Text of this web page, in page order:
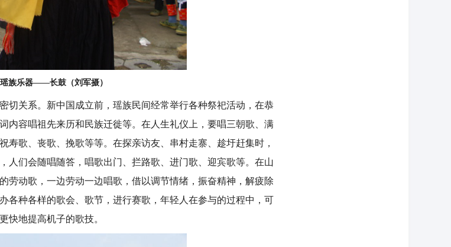
瑶族乐器——长鼓（刘军摄）
关系。新中国成立前，瑶族民间经常举行各种祭祀活动，在恭
内容唱祖先来历和民族迁徙等。在人生礼仪上，要唱三朝歌、满
寿歌、丧歌、挽歌等等。在探亲访友、串村走寨、趁圩赶集时，
人们会随唱随答，唱歌出门、拦路歌、进门歌、迎宾歌等。在山
劳动歌，一边劳动一边唱歌，借以调节情绪，振奋精神，解疲除
各种各样的歌会、歌节，进行赛歌，年轻人在参与的过程中，可
快地提高机子的歌技。